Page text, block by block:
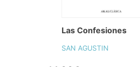
Las Confesiones
SAN AGUSTIN